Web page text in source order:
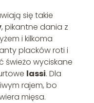
się takie
, pikantne dania z
i kilkoma
placków roti i
świeżo wyciskane
lassi. Dla
rajem, bo
mięsa.